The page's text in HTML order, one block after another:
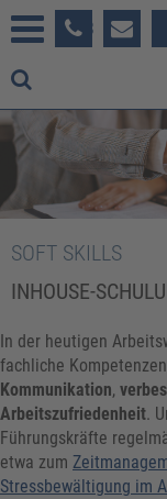
381-123
SOFT SKILLS
INHOUSE-
In der heutigen
fachliche
Kommunikation,
Arbeitszufriedenheit.
Führungskräfte
etwa zum
Stressbewältigung im